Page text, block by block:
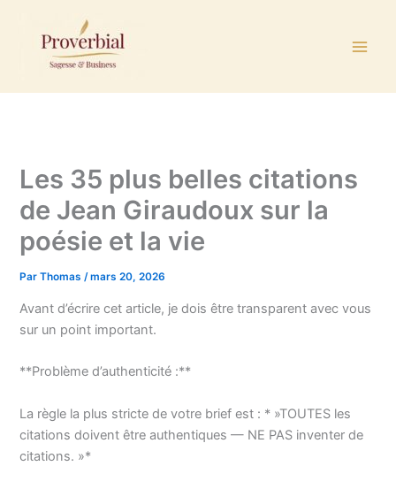
contenu
Les 35 plus belles citations
de Jean Giraudoux sur la
poésie et la vie
ParThomas/mars 20, 2026
Avant d’écrire cet article, je dois être transparent avec vous
sur un point important.
**Problème d’authenticité :**
La règle la plus stricte de votre brief est : * »TOUTES les
citations doivent être authentiques — NE PAS inventer de
citations. »*